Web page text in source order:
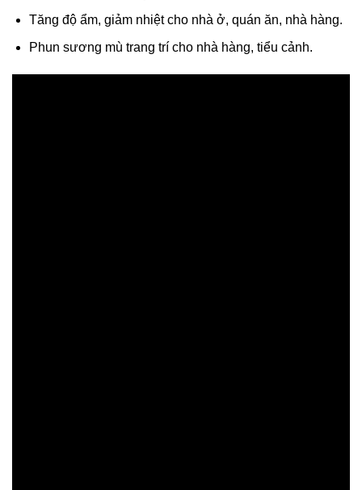
Tăng độ ẩm, giảm nhiệt cho nhà ở, quán ăn, nhà hàng.
Phun sương mù trang trí cho nhà hàng, tiểu cảnh.